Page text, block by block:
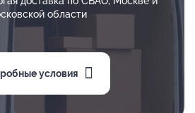
области
условия